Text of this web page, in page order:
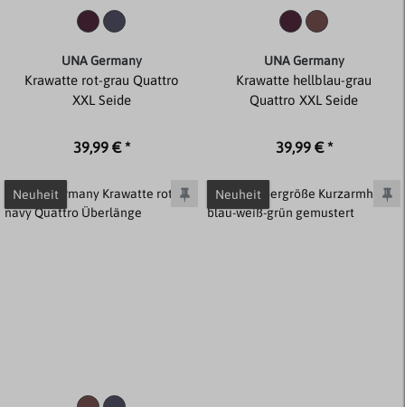
UNA Germany
Krawatte rot-grau Quattro
XXL Seide
39,99 € *
UNA Germany
Krawatte hellblau-grau
Quattro XXL Seide
39,99 € *
Neuheit Neuheit